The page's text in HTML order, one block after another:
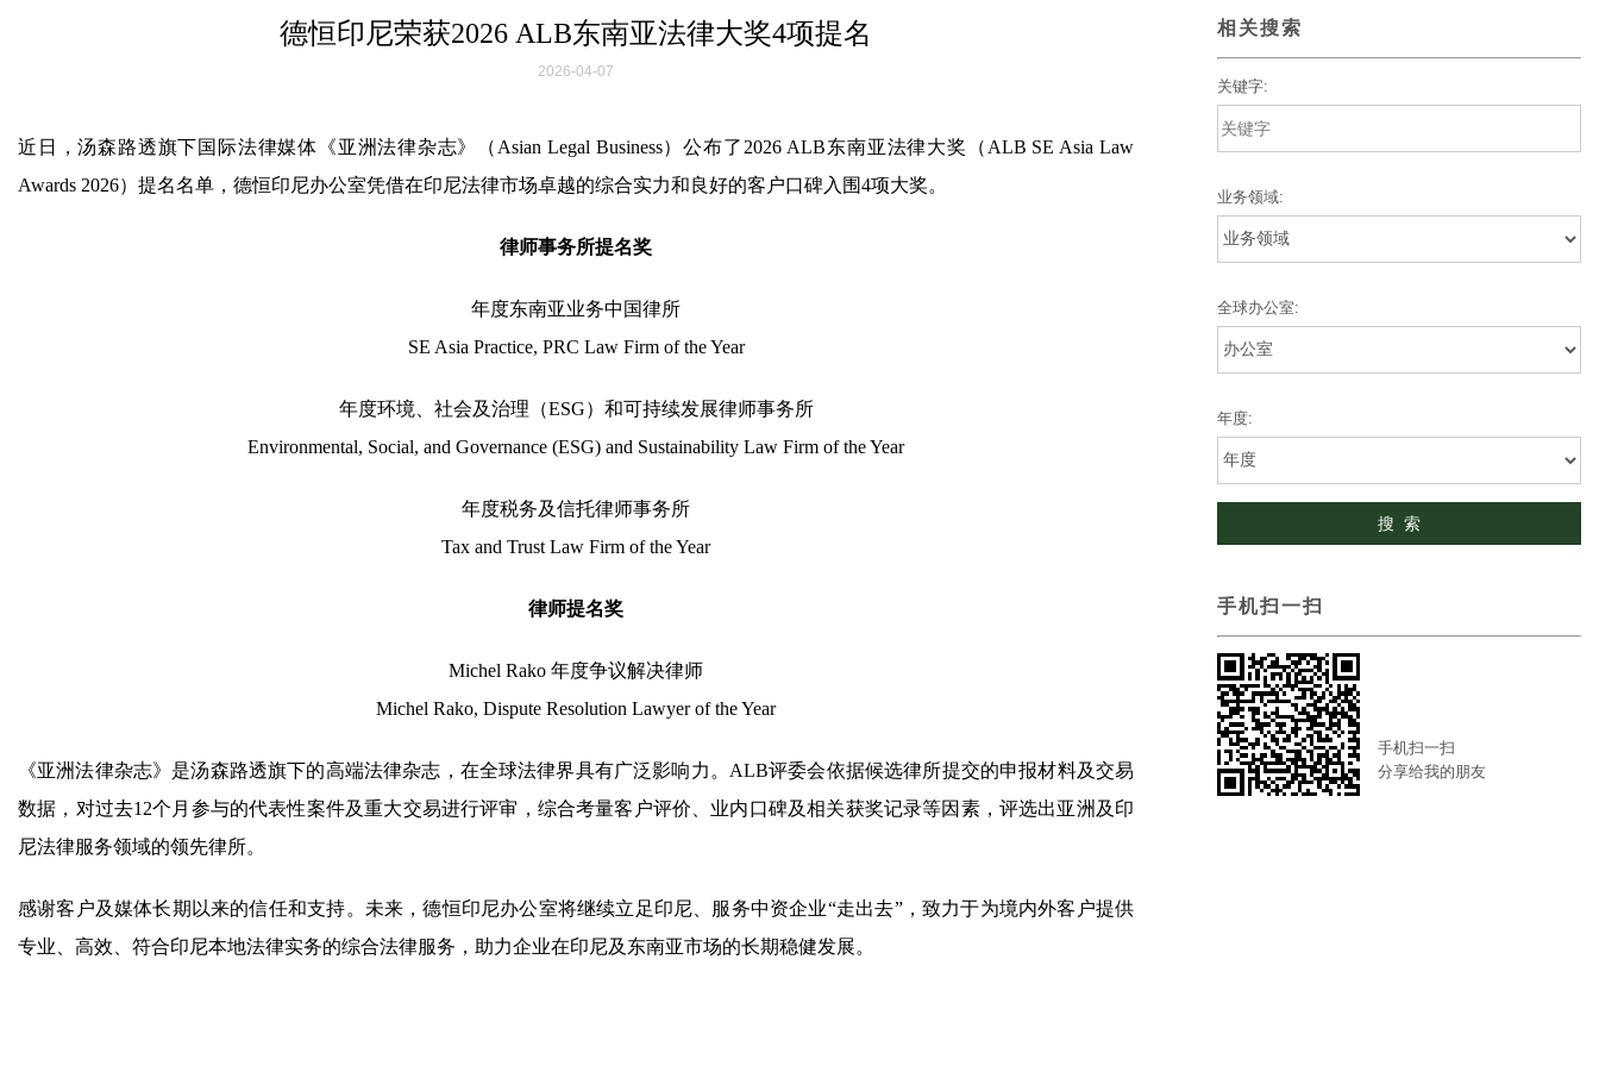
德恒印尼荣获2026 ALB东南亚法律大奖4项提名
2026-04-07
近日，汤森路透旗下国际法律媒体《亚洲法律杂志》（Asian Legal Business）公布了2026 ALB东南亚法律大奖（ALB SE Asia Law
Awards 2026）提名名单，德恒印尼办公室凭借在印尼法律市场卓越的综合实力和良好的客户口碑入围4项大奖。
律师事务所提名奖
年度东南亚业务中国律所
SE Asia Practice, PRC Law Firm of the Year
年度环境、社会及治理（ESG） 和可持续发展律师事务所
Environmental, Social, and Governance (ESG) and Sustainability Law Firm of the Year
年度税务及信托律师事务所
Tax and Trust Law Firm of the Year
律师提名奖
Michel Rako 年度争议解决律师
Michel Rako, Dispute Resolution Lawyer of the Year
《亚洲法律杂志》是汤森路透旗下的高端法律杂志，在全球法律界具有广泛影响力。ALB评委会依据候选律所提交的申报材料及交易
数据，对过去12个月参与的代表性案件及重大交易进行评审，综合考量客户评价、业内口碑及相关获奖记录等因素，评选出亚洲及印
尼法律服务领域的领先律所。
感谢客户及媒体长期以来的信任和支持。未来，德恒印尼办公室将继续立足印尼、服务中资企业“走出去”，致力于为境内外客户提供
专业、高效、符合印尼本地法律实务的综合法律服务，助力企业在印尼及东南亚市场的长期稳健发展。
相关搜索
关键字:
业务领域:
全球办公室:
年度:
手机扫一扫
手机扫一扫
分享给我的朋友